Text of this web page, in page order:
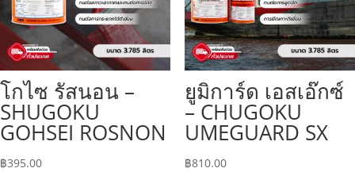
โกไซ รัสนอน –
SHUGOKU
GOHSEI ROSNON
฿395.00
ยูมิการ์ด เอสเอ๊กซ์
– CHUGOKU
UMEGUARD SX
฿810.00